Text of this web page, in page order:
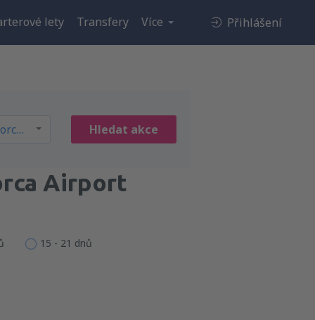
lety Transfery Více Přihlášení
Hledat akce
Airport
15 - 21 dnů